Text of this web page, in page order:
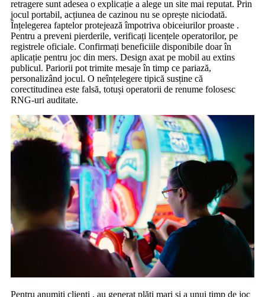
retragere sunt adesea o explicație a alege un site mai reputat. Prin
jocul portabil, acțiunea de cazinou nu se oprește niciodată.
Înțelegerea faptelor protejează împotriva obiceiurilor proaste .
Pentru a preveni pierderile, verificați licențele operatorilor, pe
registrele oficiale. Confirmați beneficiile disponibile doar în
aplicație pentru joc din mers. Design axat pe mobil au extins
publicul. Pariorii pot trimite mesaje în timp ce pariază,
personalizând jocul. O neînțelegere tipică susține că
corectitudinea este falsă, totuși operatorii de renume folosesc
RNG-uri auditate.
Pentru anumiți clienți , au generat plăți mari și a unui timp de joc